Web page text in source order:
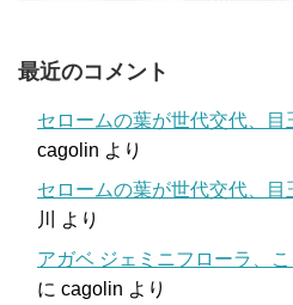
最近のコメント
セロームの葉が世代交代、
cagolin より
セロームの葉が世代交代、
川
より
アガベ ジェミニフローラ、
に cagolin より